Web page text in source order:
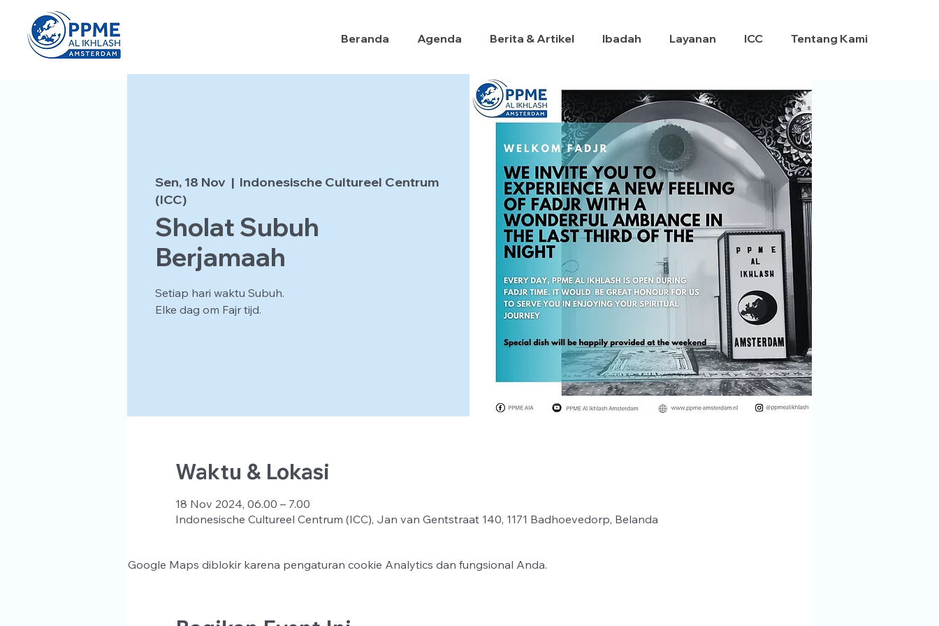
Beranda Agenda Berita & Artikel Ibadah Layanan ICC Tentang Kami
Sen, 18 Nov
  |
Indonesische Cultureel Centrum
(ICC)
Sholat Subuh
Berjamaah
Setiap hari waktu Subuh.
Elke dag om Fajr tijd.
Waktu & Lokasi
18 Nov 2024, 06.00 – 7.00
Indonesische Cultureel Centrum (ICC), Jan van Gentstraat 140, 1171 Badhoevedorp, Belanda
Google Maps diblokir karena pengaturan cookie Analytics dan fungsional Anda.